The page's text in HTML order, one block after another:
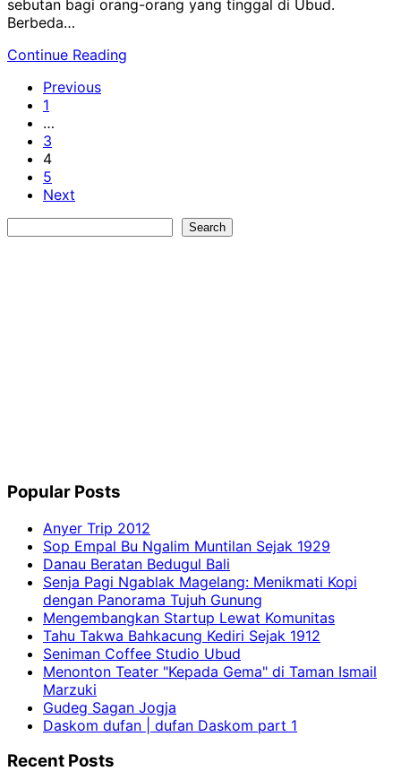
sebutan bagi orang-orang yang tinggal di Ubud.
Berbeda…
Continue Reading
Previous
1
…
3
4
5
Next
Search
Popular Posts
Anyer Trip 2012
Sop Empal Bu Ngalim Muntilan Sejak 1929
Danau Beratan Bedugul Bali
Senja Pagi Ngablak Magelang: Menikmati Kopi
dengan Panorama Tujuh Gunung
Mengembangkan Startup Lewat Komunitas
Tahu Takwa Bahkacung Kediri Sejak 1912
Seniman Coffee Studio Ubud
Menonton Teater "Kepada Gema" di Taman Ismail
Marzuki
Gudeg Sagan Jogja
Daskom dufan | dufan Daskom part 1
Recent Posts